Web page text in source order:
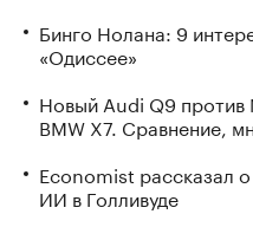
Бинго Нолана: 9
«Одиссее»
Новый Audi Q9 против
BMW X7. Сравнение,
Economist рассказал
ИИ в Голливуде